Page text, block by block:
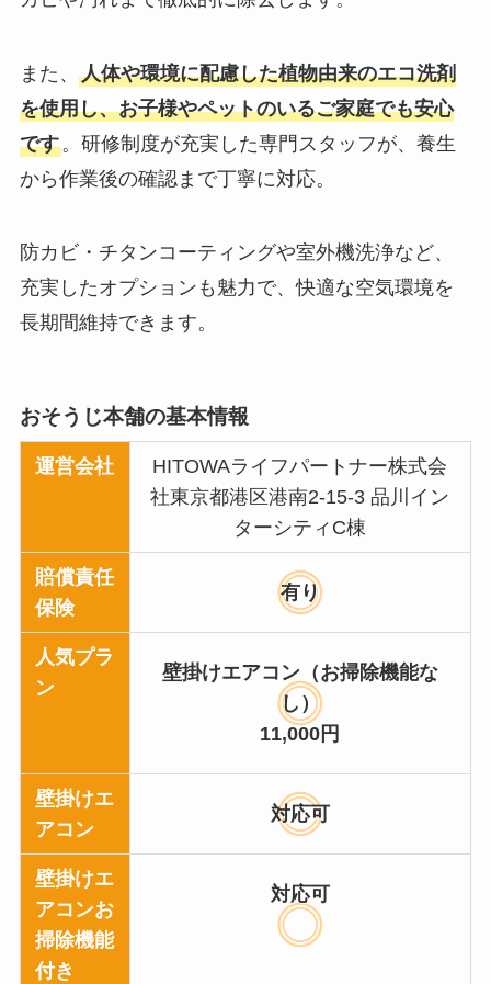
また、 人体や環境に配慮した植物由来のエコ洗剤
を使用し、お子様やペットのいるご家庭でも安心
です。研修制度が充実した専門スタッフが、養生
から作業後の確認まで丁寧に対応。
防カビ・チタンコーティングや室外機洗浄など、
充実したオプションも魅力で、快適な空気環境を
長期間維持できます。
おそうじ本舗の基本情報
運営会社
HITOWAライフパートナー株式会
社東京都港区港南2-15-3 品川イン
ターシティC棟
賠償責任
保険
有り
人気プラ
ン
壁掛けエアコン（お掃除機能な
し）
11,000円
壁掛けエ
アコン
対応可
壁掛けエ
アコンお
掃除機能
付き
対応可